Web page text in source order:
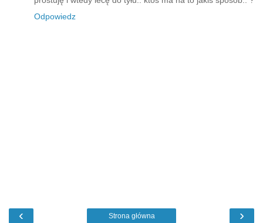
Odpowiedz
‹ ›
Strona główna